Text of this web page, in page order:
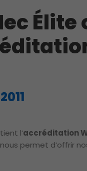
l’accréditation
permet d’offrir